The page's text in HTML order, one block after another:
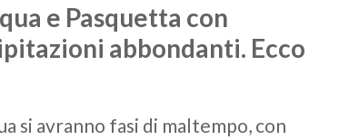
e Pasquetta con
abbondanti. Ecco
si avranno fasi di maltempo, con